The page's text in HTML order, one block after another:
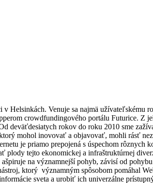
Helsinkách. Venuje sa najmä užívateľskému
crowdfundingového portálu Futurice. Z
deväťdesiatych rokov do roku 2010 sme
mohol inovovať a objavovať, mohli rásť
je priamo prepojená s úspechom rôznych
plody tejto ekonomickej a infraštruktúrnej
na významnejší pohyb, závisí od
ktorý významným spôsobom pomáhal
sveta a urobiť ich univerzálne